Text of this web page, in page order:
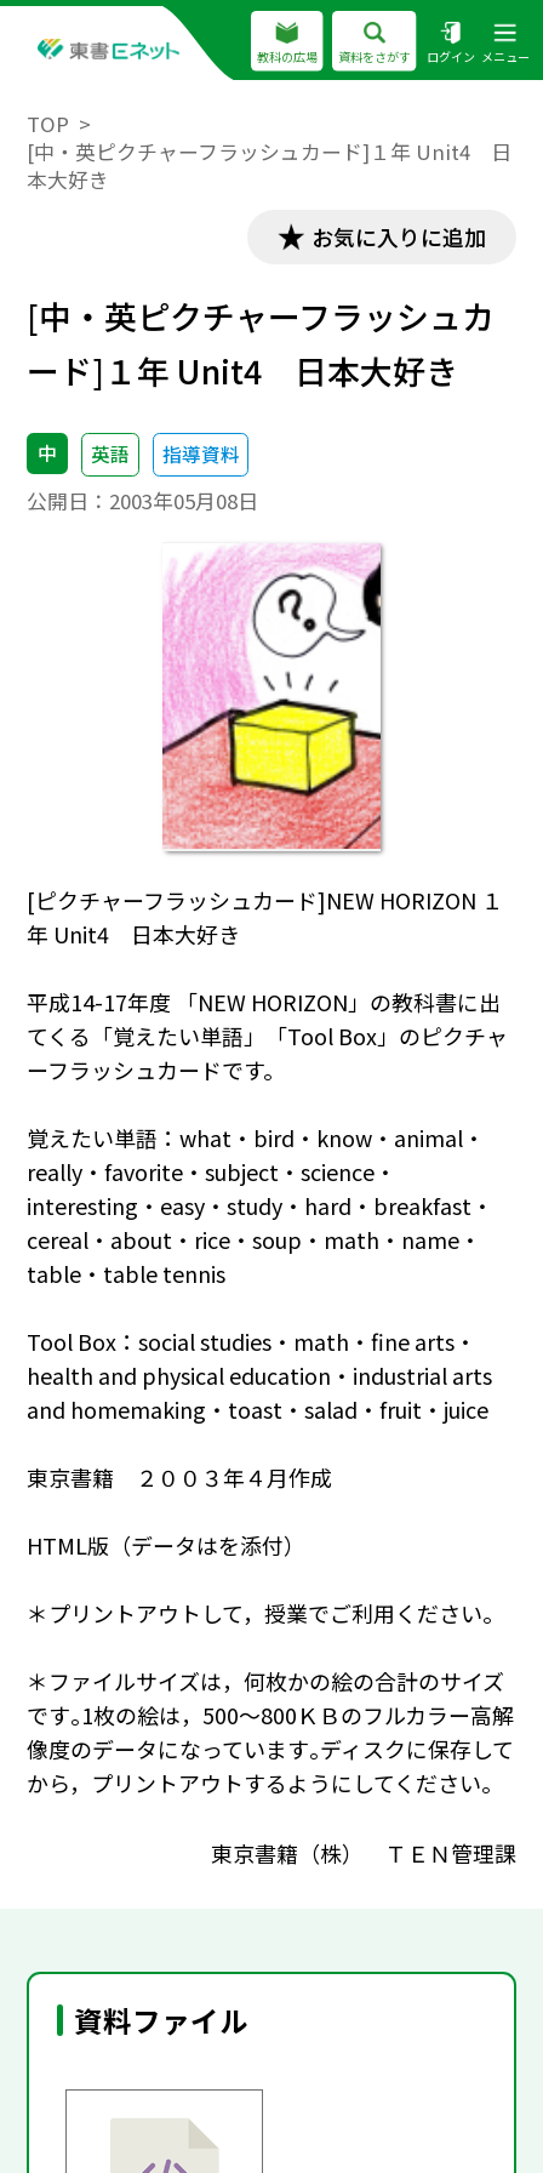
教科の広場 資料をさがす ログイン メニュー
TOP
[中・英ピクチャーフラッシュカード]１年 Unit4 日
本大好き
お気に入りに追加
[中・英ピクチャーフラッシュカ
ード]１年 Unit4 日本大好き
中 英語 指導資料
公開日： 2003年05月08日
[ピクチャーフラッシュカード]NEW HORIZON １
年 Unit4 日本大好き
平成14-17年度 「NEW HORIZON」の教科書に出
てくる「覚えたい単語」「Tool Box」のピクチャ
ーフラッシュカードです。
覚えたい単語：what・bird・know・animal・
really・favorite・subject・science・
interesting・easy・study・hard・breakfast・
cereal・about・rice・soup・math・name・
table・table tennis
Tool Box：social studies・math・fine arts・
health and physical education・industrial arts
and homemaking・toast・salad・fruit・juice
東京書籍 ２００３年４月作成
HTML版（データはを添付）
＊プリントアウトして，授業でご利用ください。
＊ファイルサイズは，何枚かの絵の合計のサイズ
です｡1枚の絵は，500～800ＫＢのフルカラー高解
像度のデータになっています｡ディスクに保存して
から，プリントアウトするようにしてください｡
東京書籍（株） ＴＥＮ管理課
資料ファイル